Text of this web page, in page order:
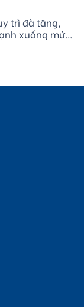
trì đà tăng,
xuống mức